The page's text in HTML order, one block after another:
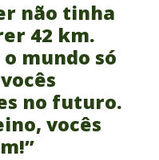
não tinha
42 km.
mundo só
no futuro.
vocês